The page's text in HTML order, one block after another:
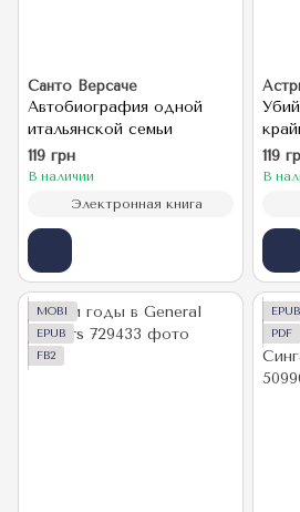
Санто Версаче
Автобиография одной
итальянской семьи
119 грн
В наличии
Электронная книга
119
В
MOBI
EPUB
FB2
EPUB
PDF